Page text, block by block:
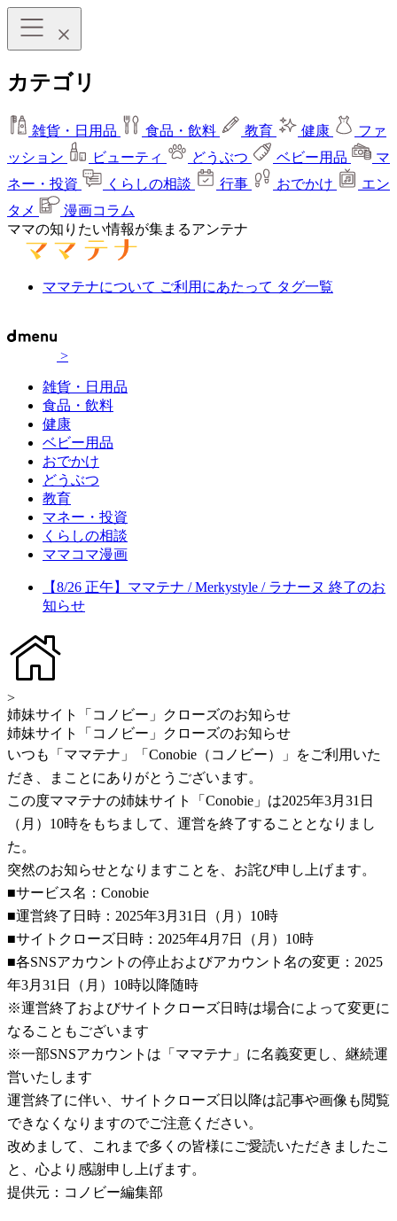
カテゴリ
雑貨・日用品 食品・飲料 教育 健康
ファ
ッション
ビューティ どうぶつ ベビー用品
マ
ネー・投資
くらしの相談 行事 おでかけ
エン
タメ
漫画コラム
ママの知りたい情報が集まるアンテナ
ママテナについて ご利用にあたって タグ一覧
>
雑貨・日用品
食品・飲料
健康
ベビー用品
おでかけ
どうぶつ
教育
マネー・投資
くらしの相談
ママコマ漫画
【8/26 正午】ママテナ / Merkystyle / ラナーヌ 終了のお
知らせ
>
姉妹サイト「コノビー」クローズのお知らせ
姉妹サイト「コノビー」クローズのお知らせ
いつも「ママテナ」「Conobie（コノビー）」をご利用いた
だき、まことにありがとうございます。
この度ママテナの姉妹サイト「Conobie」は2025年3月31日
（月）10時をもちまして、運営を終了することとなりまし
た。
突然のお知らせとなりますことを、お詫び申し上げます。
■サービス名：Conobie
■運営終了日時：2025年3月31日（月）10時
■サイトクローズ日時：2025年4月7日（月）10時
■各SNSアカウントの停止およびアカウント名の変更：2025
年3月31日（月）10時以降随時
※運営終了およびサイトクローズ日時は場合によって変更に
なることもございます
※一部SNSアカウントは「ママテナ」に名義変更し、継続運
営いたします
運営終了に伴い、サイトクローズ日以降は記事や画像も閲覧
できなくなりますのでご注意ください。
改めまして、これまで多くの皆様にご愛読いただきましたこ
と、心より感謝申し上げます。
提供元：コノビー編集部